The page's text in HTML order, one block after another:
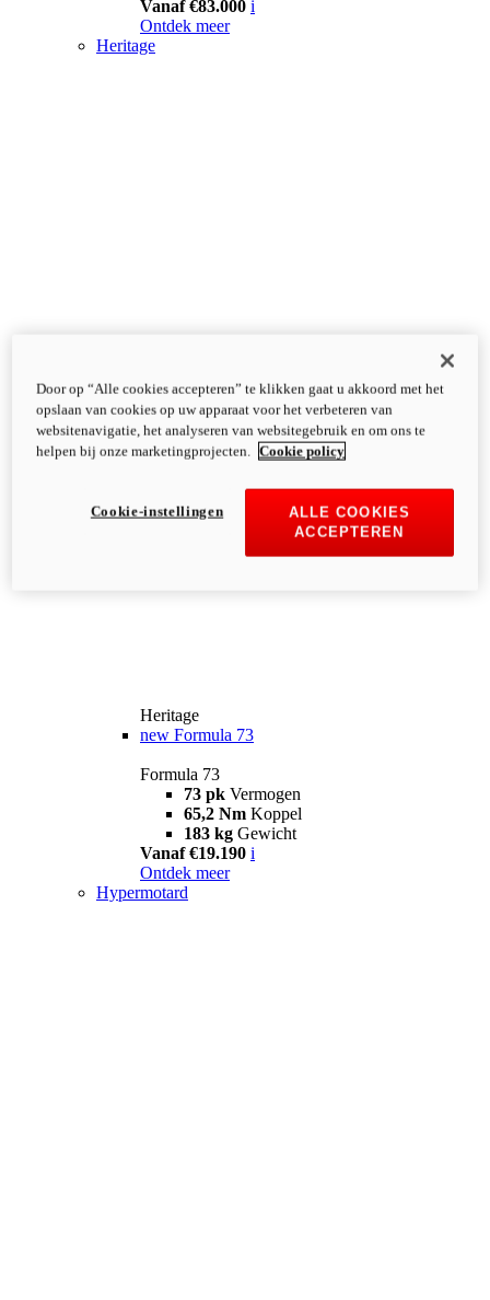
Vanaf €83.000 i
Ontdek meer
Heritage
Heritage
new Formula 73
Formula 73
73 pk Vermogen
65,2 Nm Koppel
183 kg Gewicht
Vanaf €19.190 i
Ontdek meer
Hypermotard
Door op “Alle cookies accepteren” te klikken gaat u akkoord met het
opslaan van cookies op uw apparaat voor het verbeteren van
websitenavigatie, het analyseren van websitegebruik en om ons te
helpen bij onze marketingprojecten.
Cookie policy
ALLE COOKIES
ACCEPTEREN
Cookie-instellingen